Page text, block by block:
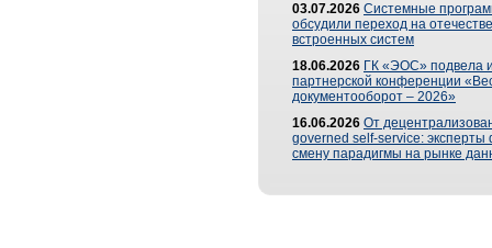
03.07.2026 Системные
обсудили переход на
встроенных систем
18.06.2026 ГК «ЭОС» подвела
партнерской конференции
документооборот – 2026»
16.06.2026 От
governed self-service: эксперты
смену парадигмы на рынке